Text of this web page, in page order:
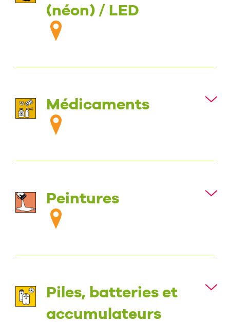
(néon) / LED
Médicaments
Peintures
Piles, batteries et
accumulateurs